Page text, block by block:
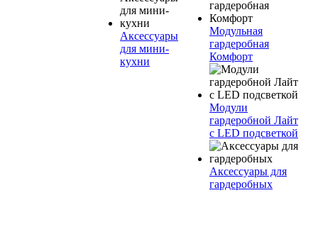
Аксессуары
для мини-
кухни
Модульная
гардеробная
Комфорт
Модули
гардеробной Лайт
с LED подсветкой
Аксессуары для
гардеробных